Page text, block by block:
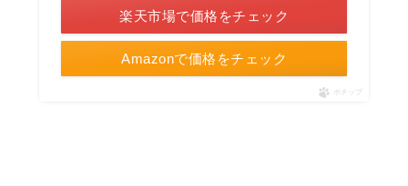
Amazonで価格をチェック
楽天市場で価格をチェック
ポチップ